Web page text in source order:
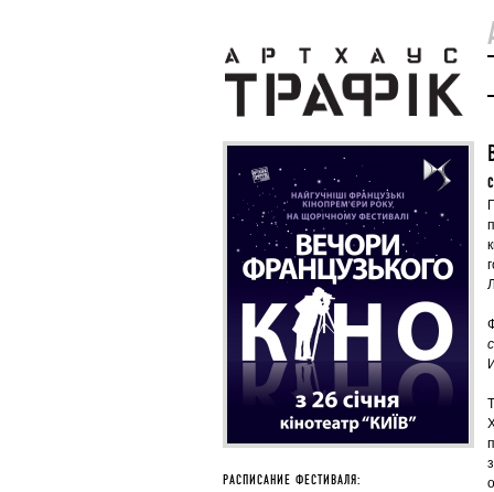
РАСПИСАНИЕ ФЕСТИВАЛЯ: